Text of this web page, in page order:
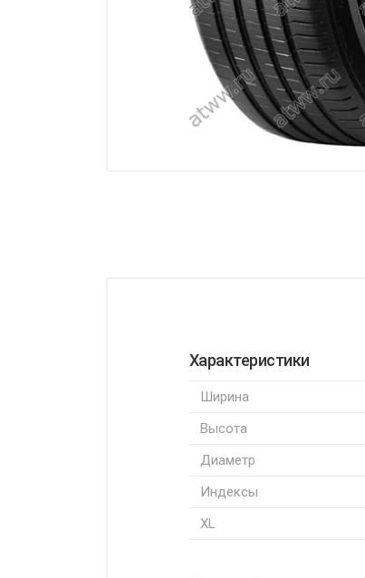
Характеристики
Ширина
Высота
Диаметр
Индексы
XL